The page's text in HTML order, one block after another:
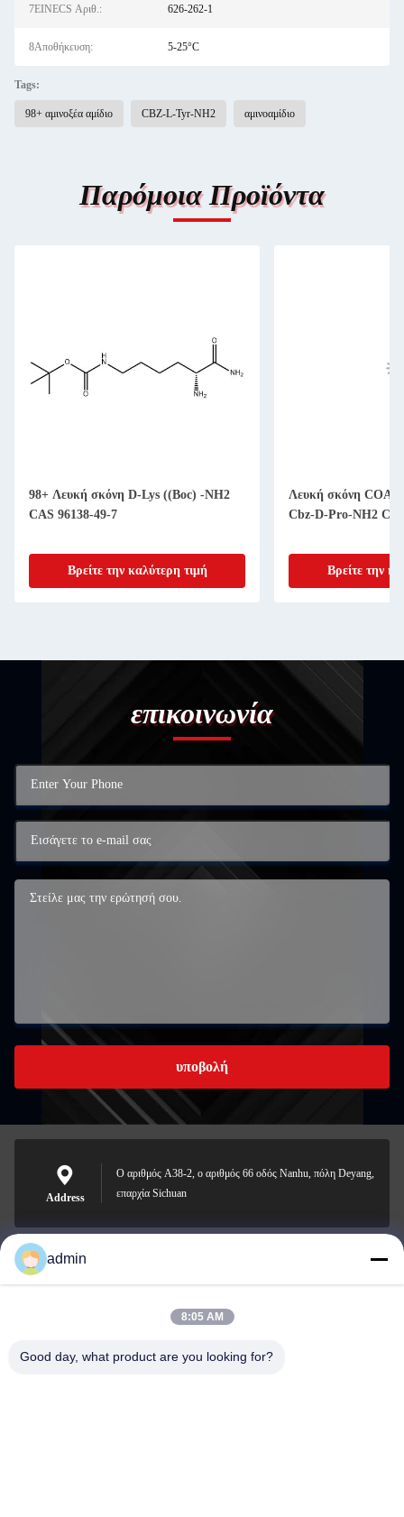
7EINECS Αριθ.: 626-262-1
8Αποθήκευση: 5-25°C
Tags:
98+ αμινοξέα αμίδιο CBZ-L-Tyr-NH2 αμινοαμίδιο
Παρόμοια Προϊόντα
98+ Λευκή σκόνη D-Lys ((Boc) -NH2
CAS 96138-49-7
Βρείτε την καλύτερη τιμή
Λευκή σκόνη COA
Cbz-D-Pro-NH2
Βρείτε την
επικοινωνία
υποβολή
Address
Ο αριθμός A38-2, ο αριθμός 66 οδός Nanhu, πόλη Deyang,
επαρχία Sichuan
Nero@enlaibio.com
admin
8:05 AM
Good day, what product are you looking for?